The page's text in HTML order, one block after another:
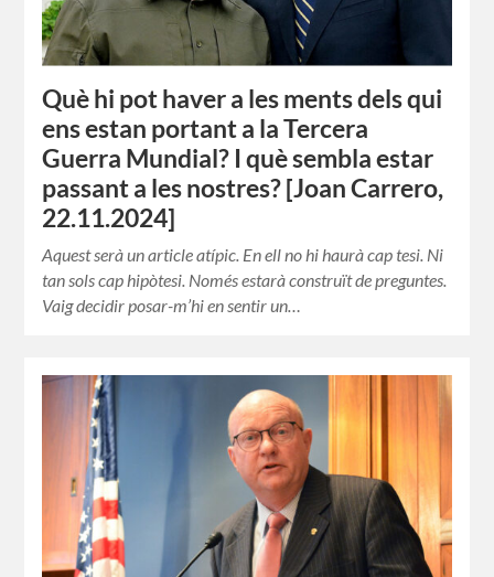
Què hi pot haver a les ments dels qui
ens estan portant a la Tercera
Guerra Mundial? I què sembla estar
passant a les nostres? [Joan Carrero,
22.11.2024]
Aquest serà un article atípic. En ell no hi haurà cap tesi. Ni
tan sols cap hipòtesi. Només estarà construït de preguntes.
Vaig decidir posar-m’hi en sentir un…